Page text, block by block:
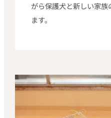
がら保護犬と新しい家
ます。